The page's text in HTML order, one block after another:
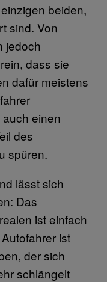
beiden,
sind. Von
jedoch
dass sie
dafür meistens
einen
des
spüren.
lässt sich
Das
ist einfach
ist
der sich
schlängelt